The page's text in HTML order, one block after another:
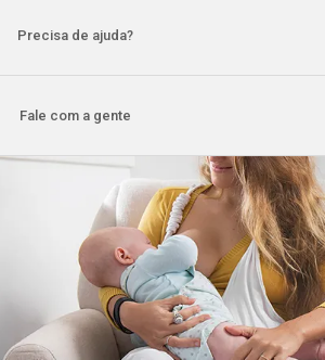
Precisa de ajuda?
Fale com a gente